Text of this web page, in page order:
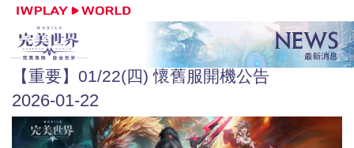
【重要】01/22(四) 懷舊服開機公告
2026-01-22